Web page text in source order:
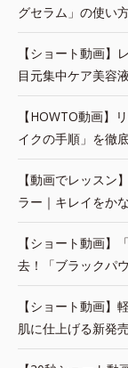
グセラム」の使い
【ショート動画】
目元集中ケア美容
【HOWTO動画】
イクの手順」を徹
【動画でレッスン
ラー｜キレイをか
【ショート動画
去！「ブラックパ
【ショート動画】
肌に仕上げる新発